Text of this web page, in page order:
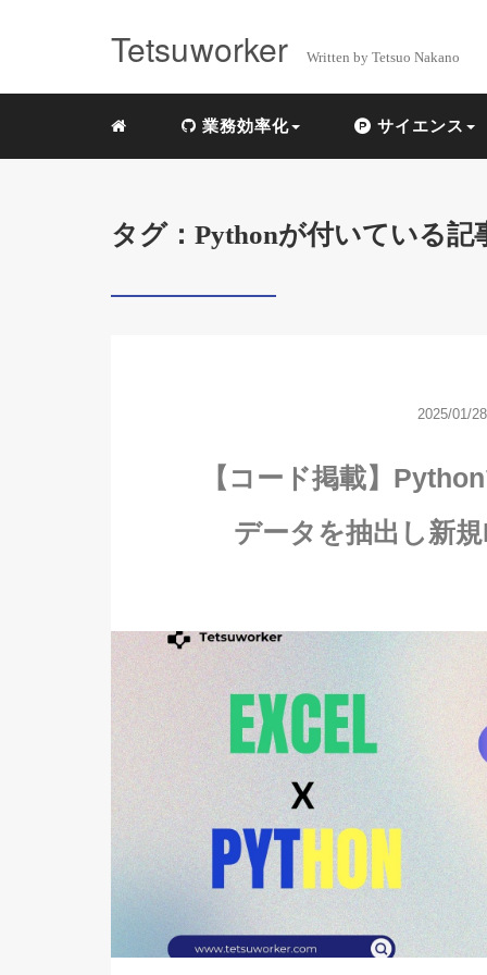
Tetsuworker Written by Tetsuo Nakano
業務効率化 サイエンス
タグ：Pythonが付いている記
2025/01/28
【コード掲載】
データを抽出し新